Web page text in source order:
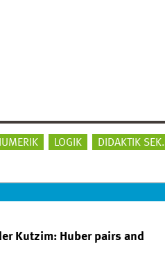
LOGIK DIDAKTIK SEK.
Kutzim: Huber pairs and